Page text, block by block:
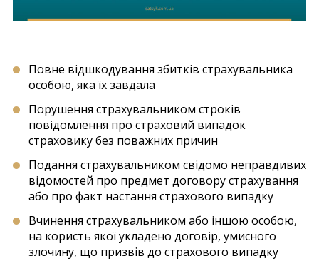
Повне відшкодування збитків страхувальника
особою, яка їх завдала
Порушення страхувальником строків
повідомлення про страховий випадок
страховику без поважних причин
Подання страхувальником свідомо неправдивих
відомостей про предмет договору страхування
або про факт настання страхового випадку
Вчинення страхувальником або іншою особою,
на користь якої укладено договір, умисного
злочину, що призвів до страхового випадку